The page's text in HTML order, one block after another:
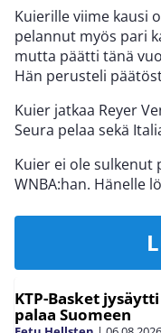
Kuierille viime kausi
pelannut myös pari
mutta päätti tänä
Hän perusteli
Kuier jatkaa Reyer
Seura pelaa sekä
Kuier ei ole
WNBA:han. Hänelle
KTP-Basket
palaa Suomeen